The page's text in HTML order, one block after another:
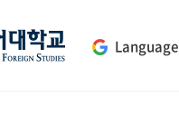
Language